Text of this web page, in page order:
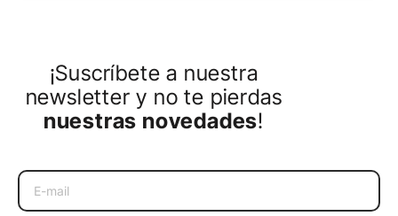
¡Suscríbete a nuestra
newsletter y no te pierdas
nuestras novedades!
Email